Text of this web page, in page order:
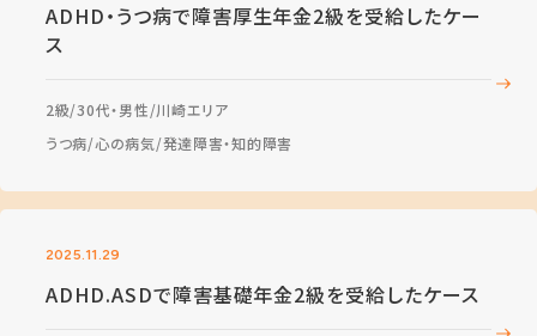
ADHD・うつ病で障害厚生年金2級を受給したケー
ス
2級 30代・男性 川崎エリア
うつ病 心の病気 発達障害・知的障害
2025.11.29
ADHD.ASDで障害基礎年金2級を受給したケース